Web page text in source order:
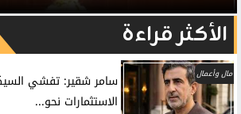
الأكثر قراءة
مال وأعمال
سامر شقير: تفشي
الاستثمارات نحو...